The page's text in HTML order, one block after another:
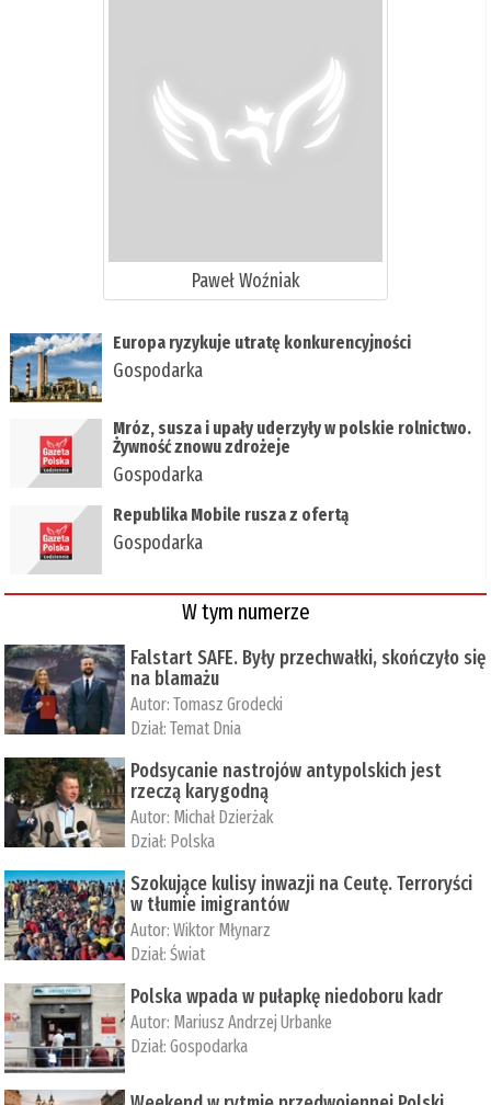
Paweł Woźniak
Europa ryzykuje utratę konkurencyjności
Gospodarka
Mróz, susza i upały uderzyły w polskie rolnictwo.
Żywność znowu zdrożeje
Gospodarka
Republika Mobile rusza z ofertą
Gospodarka
W tym numerze
Falstart SAFE. Były przechwałki, skończyło się
na blamażu
Autor:Tomasz Grodecki
Dział:Temat Dnia
Podsycanie nastrojów antypolskich jest
rzeczą karygodną
Autor: Michał Dzierżak
Dział: Polska
Szokujące kulisy inwazji na Ceutę. Terroryści
w tłumie imigrantów
Autor:Wiktor Młynarz
Dział:Świat
Polska wpada w pułapkę niedoboru kadr
Autor: Mariusz Andrzej Urbanke
Dział:Gospodarka